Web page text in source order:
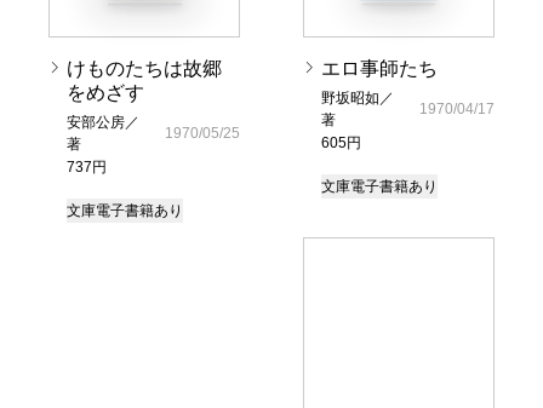
けものたちは故郷
をめざす
安部公房／
著
737円
1970/05/25
文庫電子書籍あり
エロ事師たち
野坂昭如／
著
605円
1970/04/17
文庫電子書籍あり